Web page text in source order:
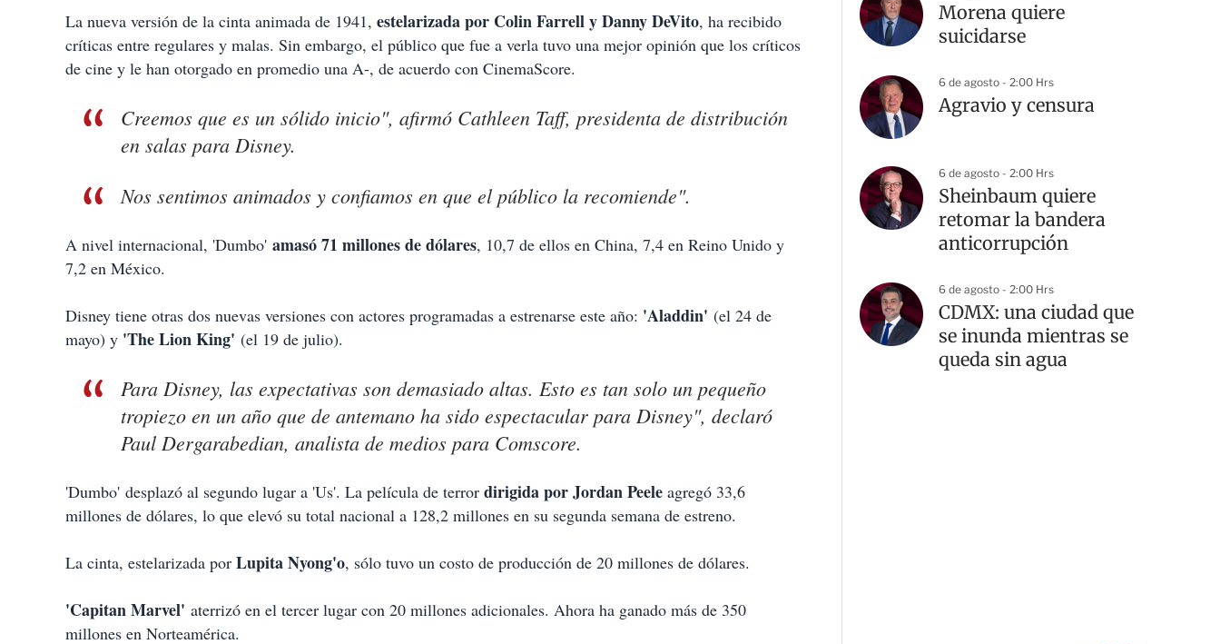
La nueva versión de la cinta animada de 1941, estelarizada por Colin Farrell y Danny DeVito, ha recibido
críticas entre regulares y malas. Sin embargo, el público que fue a verla tuvo una mejor opinión que los críticos
de cine y le han otorgado en promedio una A-, de acuerdo con CinemaScore.
Creemos que es un sólido inicio", afirmó Cathleen Taff, presidenta de distribución
en salas para Disney.
Nos sentimos animados y confiamos en que el público la recomiende".
A nivel internacional, 'Dumbo' amasó 71 millones de dólares, 10,7 de ellos en China, 7,4 en Reino Unido y
7,2 en México.
Disney tiene otras dos nuevas versiones con actores programadas a estrenarse este año: 'Aladdin' (el 24 de
mayo) y 'The Lion King' (el 19 de julio).
Para Disney, las expectativas son demasiado altas. Esto es tan solo un pequeño
tropiezo en un año que de antemano ha sido espectacular para Disney", declaró
Paul Dergarabedian, analista de medios para Comscore.
'Dumbo' desplazó al segundo lugar a 'Us'. La película de terror dirigida por Jordan Peele agregó 33,6
millones de dólares, lo que elevó su total nacional a 128,2 millones en su segunda semana de estreno.
La cinta, estelarizada por Lupita Nyong'o, sólo tuvo un costo de producción de 20 millones de dólares.
'Capitan Marvel' aterrizó en el tercer lugar con 20 millones adicionales. Ahora ha ganado más de 350
millones en Norteamérica.
Morena quiere
suicidarse
6 de agosto - 2:00 Hrs
Agravio y censura
6 de agosto - 2:00 Hrs
Sheinbaum quiere
retomar la bandera
anticorrupción
6 de agosto - 2:00 Hrs
CDMX: una ciudad que
se inunda mientras se
queda sin agua